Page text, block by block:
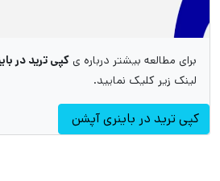
برای مطالعه بیشتر درباره ی کپی ترید در
لینک زیر کلیک نمایید.
کپی ترید در باینری آپشن